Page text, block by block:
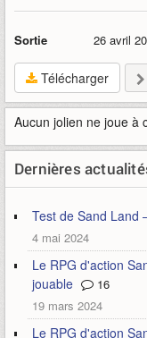
Sortie 26 avril
Télécharger
Aucun jolien ne joue à
Dernières
Test de Sand Land
4 mai 2024
Le RPG d'action
jouable
16
19 mars 2024
Le RPG d'action